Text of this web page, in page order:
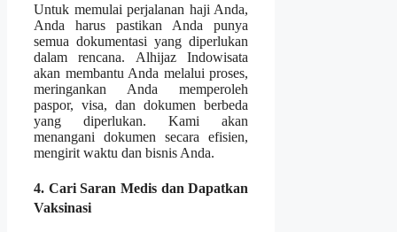
Untuk memulai perjalanan haji Anda,
Anda harus pastikan Anda punya
semua dokumentasi yang diperlukan
dalam rencana. Alhijaz Indowisata
akan membantu Anda melalui proses,
meringankan Anda memperoleh
paspor, visa, dan dokumen berbeda
yang diperlukan. Kami akan
menangani dokumen secara efisien,
mengirit waktu dan bisnis Anda.
4. Cari Saran Medis dan Dapatkan
Vaksinasi